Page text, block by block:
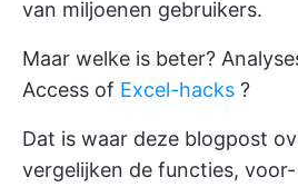
van miljoenen gebruikers.
Maar welke is beter?
Access of Excel-hacks ?
Dat is waar deze blogpost
vergelijken de functies,